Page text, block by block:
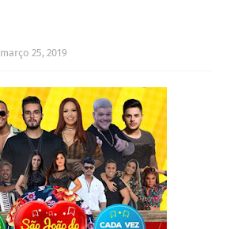
março 25, 2019